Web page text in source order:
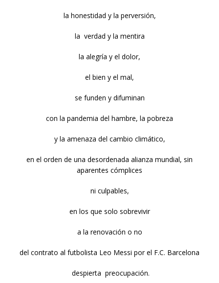
la honestidad y la perversión,
la verdad y la mentira
la alegría y el dolor,
el bien y el mal,
se funden y difuminan
con la pandemia del hambre, la pobreza
y la amenaza del cambio climático,
en el orden de una desordenada alianza mundial, sin
aparentes cómplices
ni culpables,
en los que solo sobrevivir
a la renovación o no
del contrato al futbolista Leo Messi por el F.C. Barcelona
despierta preocupación.